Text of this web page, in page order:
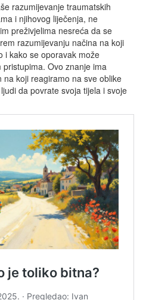
razumijevanje traumatskih
i njihovog liječenja, ne
preživjelima nesreća da se
razumijevanju načina na koji
i kako se oporavak može
Ovo znanje ima
koji reagiramo na sve oblike
da povrate svoja tijela i svoje